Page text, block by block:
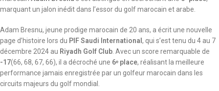
marquant un jalon inédit dans l’essor du golf marocain et arabe.
Adam Bresnu, jeune prodige marocain de 20 ans, a écrit une nouvelle
page d’histoire lors du PIF Saudi International, qui s’est tenu du 4 au 7
décembre 2024 au Riyadh Golf Club . Avec un score remarquable de
-17(66, 68, 67, 66), il a décroché une 6ᵉ place, réalisant la meilleure
performance jamais enregistrée par un golfeur marocain dans les
circuits majeurs du golf mondial.